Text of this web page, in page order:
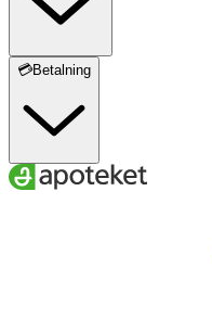
💳Betalning